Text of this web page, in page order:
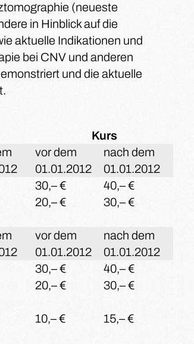
(neueste
in Hinblick auf die
aktuelle Indikationen und
bei CNV und anderen
und die aktuelle
Kurs
vor dem
01.01.2012
nach dem
01.01.2012
30,– €
40,– €
20,– €
30,– €
vor dem
01.01.2012
nach dem
01.01.2012
30,– €
40,– €
20,– €
30,– €
10,– € 15,– €